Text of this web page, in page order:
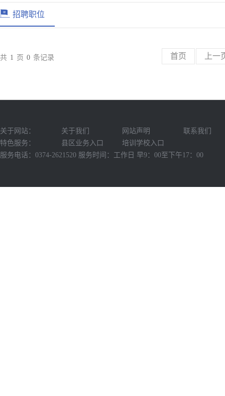
招聘职位
共 1 页 0 条记录 首页 上一
关于网站： 关于我们 网站声明
联系我们
特色服务：
县区业务入口
培训学校入口
服务电话：0374-2621520 服务时间：工作日 早9：00至下午17：00